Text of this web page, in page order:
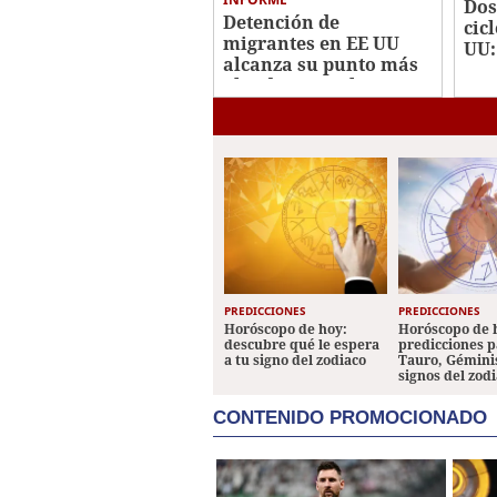
Detención de
migrantes en EE UU
alcanza su punto más
alto durante el
PREDICCIONES
Horóscopo de hoy:
descubre qué le espera
a tu signo del zodiaco
PREDICCIONES
Horóscopo de
predicciones
Tauro,
signos del
CONTENIDO PROMOCIONADO